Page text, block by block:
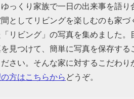
っくり家族で一日の出来事を語
としてリビングを楽しむのも家
リビング」の写真を集めました
見つけて、簡単に写真を保存す
さい。そんな家に対するこだわ
方はこちらから どうぞ。